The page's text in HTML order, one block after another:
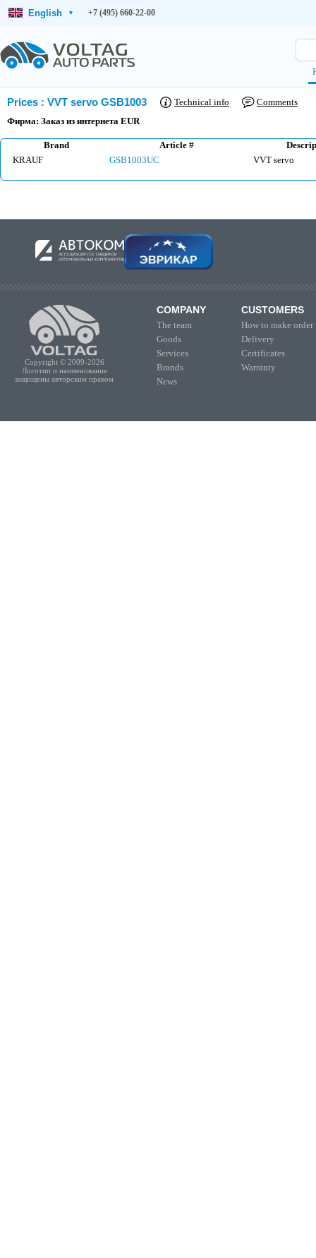
English ▾ +7 (495) 660-22-00
Prices : VVT servo GSB1003 Technical info
Comments
Фирма: Заказ из интернета EUR
Brand Article #
KRAUF
GSB1003UC VVT servo
Copyright © 2009-2026
Логотип и наименование
защищены авторским правом
COMPANY
The team
Goods
Services
Brands
News
CUSTOMERS
How to make order
Delivery
Certificates
Warranty